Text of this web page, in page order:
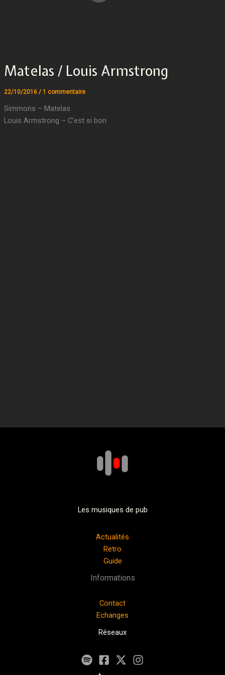
Matelas / Louis Armstrong
22/10/2016 / 1 commentaire
Simmons – Matelas
Louis Armstrong – C’est si bon
Les musiques de pub
Actualités
Retro
Guide
Informations
Contact
Echanges
Réseaux